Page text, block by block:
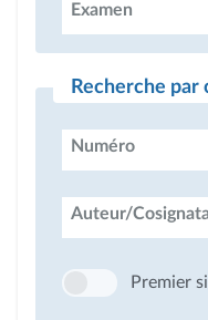
Examen
Recherche par
Numéro
Auteur/
Premier